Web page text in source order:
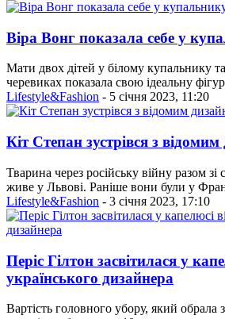
Віра Вонг показала себе у
Мати двох дітей у білому купальнику
черевиках показала свою ідеальну
Lifestyle&Fashion - 5 січня 2023, 11:20
Кіт Степан зустрівся з
Тварина через російську війну разом
живе у Львові. Раніше вони були у
Lifestyle&Fashion - 3 січня 2023, 17:10
Періс Гілтон засвітилася у
українського дизайнера
Вартість головного убору, який обрала